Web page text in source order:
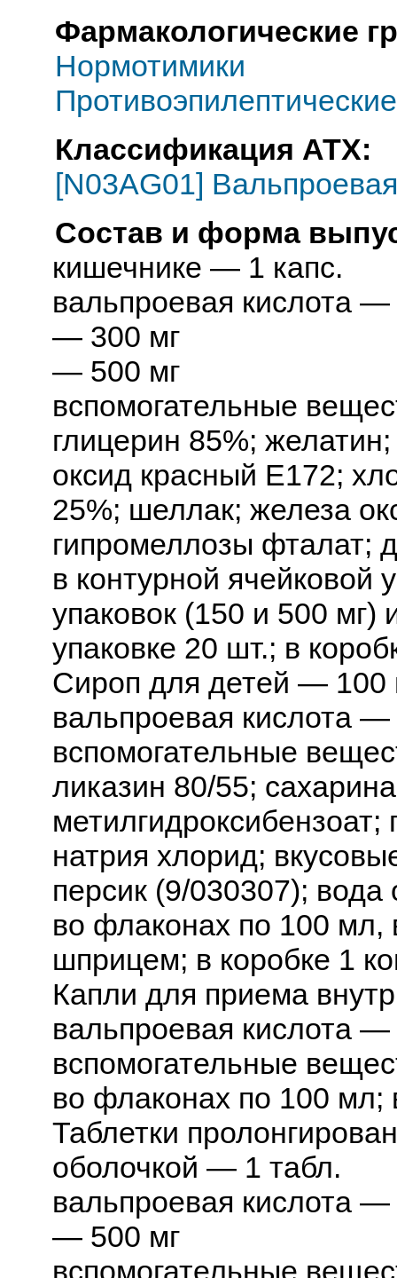
Фармакологические
Нормотимики
Классификация АТХ:
[N03AG01]
Состав и форма
кишечнике — 1 капс.
вальпроевая кислота —
— 300 мг
— 500 мг
вспомогательные
глицерин 85%;
оксид красный E172;
25%; шеллак; железа
гипромеллозы фталат;
в контурной ячейковой
упаковок (150 и 500 мг)
упаковке 20 шт.; в
Сироп для детей — 100
вальпроевая кислота —
вспомогательные
ликазин 80/55;
метилгидроксибензоат;
натрия хлорид;
персик (9/030307);
во флаконах по 100
шприцем; в коробке 1
Капли для приема
вальпроевая кислота —
вспомогательные
во флаконах по 100 мл;
Таблетки
оболочкой — 1 табл.
вальпроевая кислота —
— 500 мг
вспомогательные